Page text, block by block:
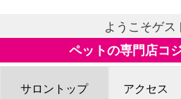
ようこそゲス
ペットの専門店コ
サロントップ アクセス